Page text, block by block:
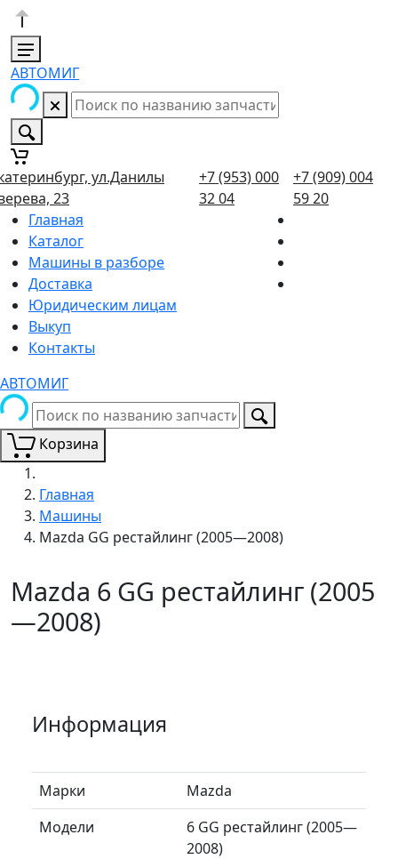
АВТОМИГ
ул.Данилы
23
+7 (953) 000
32 04
+7 (909) 004
59 20
Главная
Каталог
Машины в разборе
Доставка
Юридическим лицам
Выкуп
Контакты
АВТОМИГ
Корзина
Главная
Машины
Mazda GG рестайлинг (2005—2008)
Mazda 6 GG рестайлинг (2005
—2008)
Информация
Марки
Mazda
Модели
6 GG рестайлинг (2005—
2008)